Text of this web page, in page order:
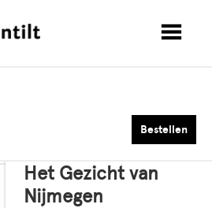
Bestellen
Het Gezicht van
Nijmegen